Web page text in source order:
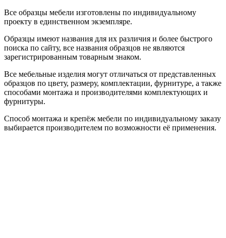
Все образцы мебели изготовлены по индивидуальному
проекту в единственном экземпляре.
Образцы имеют названия для их различия и более быстрого
поиска по сайту, все названия образцов не являются
зарегистрированным товарным знаком.
Все мебельные изделия могут отличаться от представленных
образцов по цвету, размеру, комплектации, фурнитуре, а также
способами монтажа и производителями комплектующих и
фурнитуры.
Способ монтажа и крепёж мебели по индивидуальному заказу
выбирается производителем по возможности её применения.